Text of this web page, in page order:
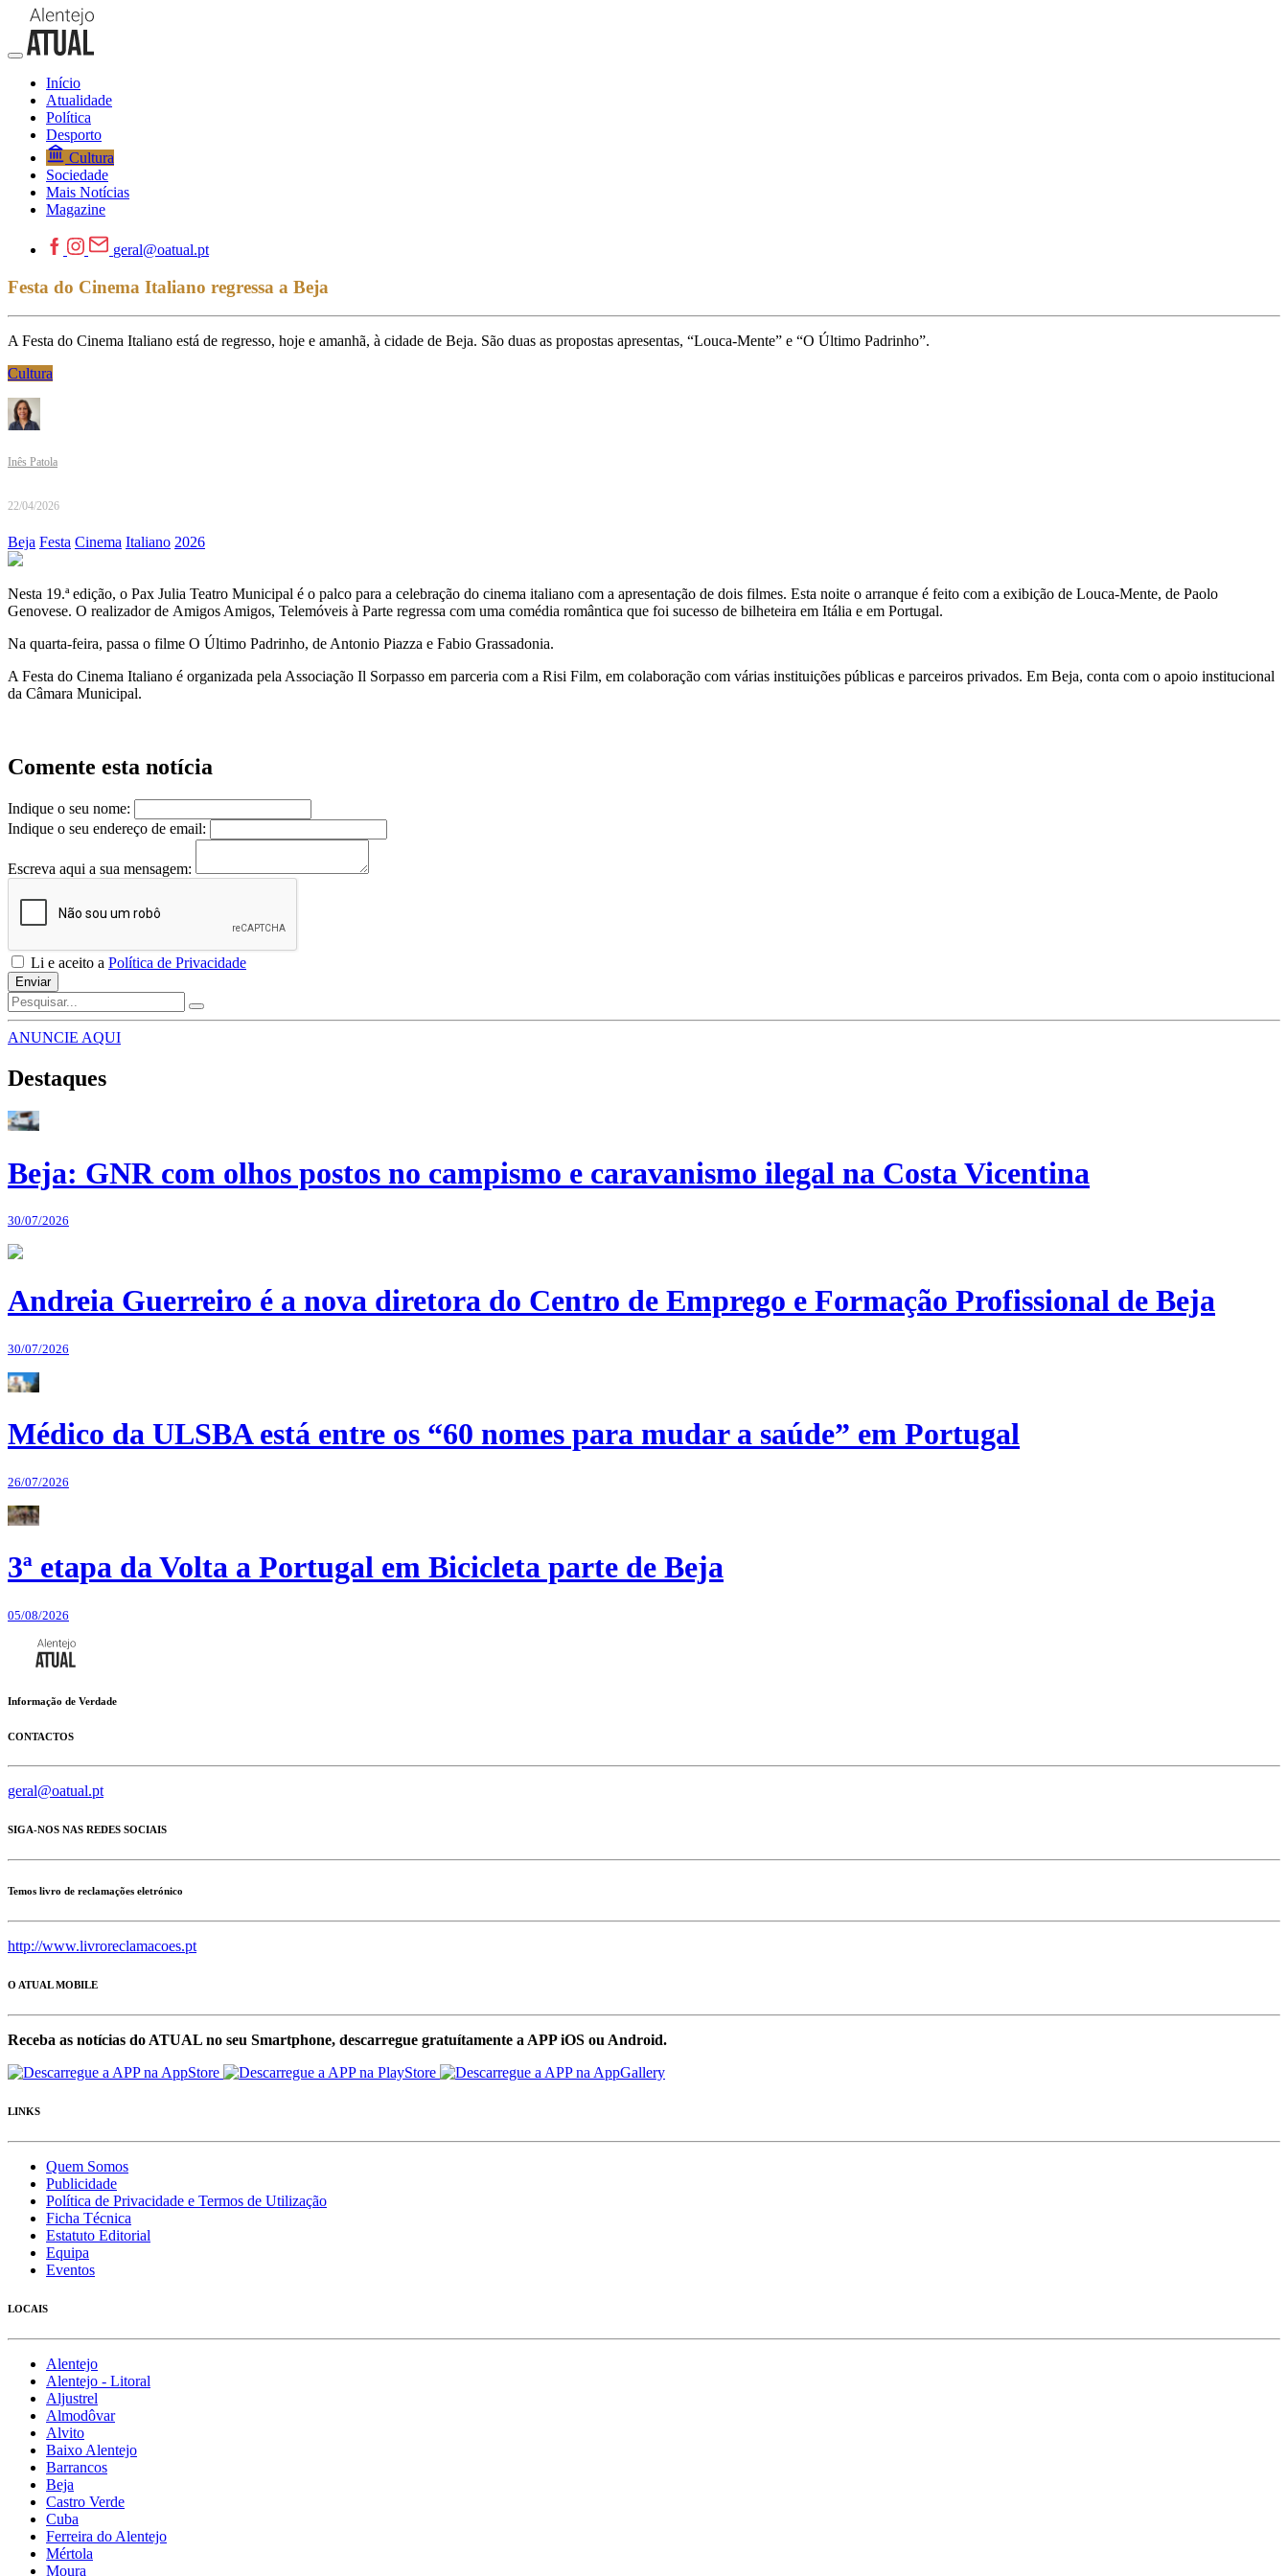
Início
Atualidade
Política
Desporto
Cultura
Sociedade
Mais Notícias
Magazine
geral@oatual.pt
Festa do Cinema Italiano regressa a Beja
A Festa do Cinema Italiano está de regresso, hoje e amanhã, à cidade de Beja. São duas as propostas apresentas, “Louca-Mente” e “O Último Padrinho”.
Cultura
Inês Patola
22/04/2026
Beja Festa Cinema Italiano 2026
Nesta 19.ª edição, o Pax Julia Teatro Municipal é o palco para a celebração do cinema italiano com a apresentação de dois filmes. Esta noite o arranque é feito com a exibição de Louca-Mente, de Paolo
Genovese. O realizador de Amigos Amigos, Telemóveis à Parte regressa com uma comédia romântica que foi sucesso de bilheteira em Itália e em Portugal.
Na quarta-feira, passa o filme O Último Padrinho, de Antonio Piazza e Fabio Grassadonia.
A Festa do Cinema Italiano é organizada pela Associação Il Sorpasso em parceria com a Risi Film, em colaboração com várias instituições públicas e parceiros privados. Em Beja, conta com o apoio institucional
da Câmara Municipal.
Comente esta notícia
Indique o seu nome:
Indique o seu endereço de email:
Escreva aqui a sua mensagem:
Li e aceito a Política de Privacidade
Enviar
ANUNCIE AQUI
Destaques
Beja: GNR com olhos postos no campismo e caravanismo ilegal na Costa Vicentina
30/07/2026
Andreia Guerreiro é a nova diretora do Centro de Emprego e Formação Profissional de Beja
30/07/2026
Médico da ULSBA está entre os “60 nomes para mudar a saúde” em Portugal
26/07/2026
3ª etapa da Volta a Portugal em Bicicleta parte de Beja
05/08/2026
Informação de Verdade
CONTACTOS
geral@oatual.pt
SIGA-NOS NAS REDES SOCIAIS
Temos livro de reclamações eletrónico
http://www.livroreclamacoes.pt
O ATUAL MOBILE
Receba as notícias do ATUAL no seu Smartphone, descarregue gratuítamente a APP iOS ou Android.
LINKS
Quem Somos
Publicidade
Política de Privacidade e Termos de Utilização
Ficha Técnica
Estatuto Editorial
Equipa
Eventos
LOCAIS
Alentejo
Alentejo - Litoral
Aljustrel
Almodôvar
Alvito
Baixo Alentejo
Barrancos
Beja
Castro Verde
Cuba
Ferreira do Alentejo
Mértola
Moura